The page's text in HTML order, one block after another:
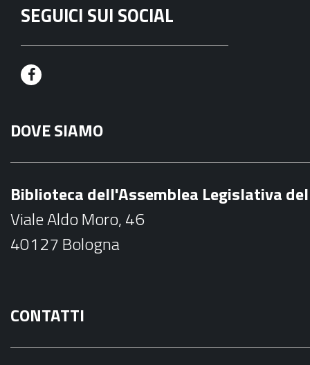
SEGUICI SUI SOCIAL
F
c
e
o
k
DOVE SIAMO
Biblioteca dell'Assemblea Legislativa
Viale Aldo Moro, 46
40127 Bologna
CONTATTI